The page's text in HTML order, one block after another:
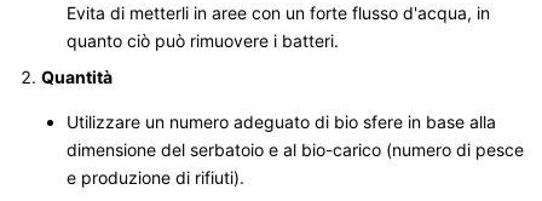
Evita di metterli in aree con un forte flusso d'acqua, in
quanto ciò può rimuovere i batteri.
Quantità
Utilizzare un numero adeguato di bio sfere in base alla
dimensione del serbatoio e al bio-carico (numero di pesce
e produzione di rifiuti).